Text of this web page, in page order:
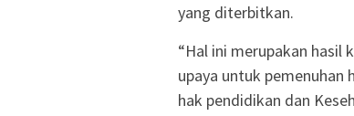
yang diterbitkan.
“Hal ini merupakan hasil
upaya untuk pemenuhan
hak pendidikan dan